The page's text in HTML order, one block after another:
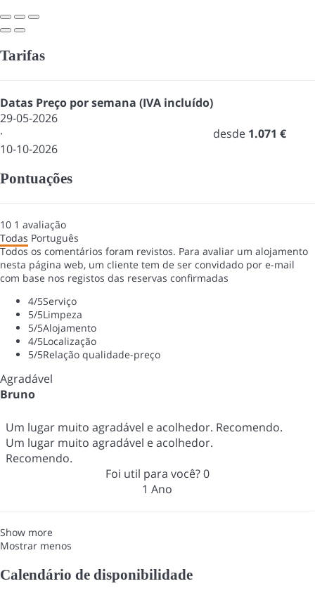
Tarifas
Datas Preço por semana (IVA incluído)
29-05-2026
·
10-10-2026
desde 1.071 €
Pontuações
10 1 avaliação
Todas Português
Todos os comentários foram revistos. Para avaliar um alojamento
nesta página web, um cliente tem de ser convidado por e-mail
com base nos registos das reservas confirmadas
4/5Serviço
5/5Limpeza
5/5Alojamento
4/5Localização
5/5Relação qualidade-preço
Agradável
Bruno
Um lugar muito agradável e acolhedor. Recomendo.
Um lugar muito agradável e acolhedor.
Recomendo.
Foi util para você?0
1 Ano
Show more
Mostrar menos
Calendário de disponibilidade